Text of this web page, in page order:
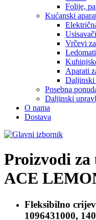
Folije,
Kućanski
Usisavači
Vrčevi
Ledomati
Aparati
Daljinski
Posebna
Daljinski
O nama
Dostava
Proizvodi za
ACE
Fleksibilno
1096431000,